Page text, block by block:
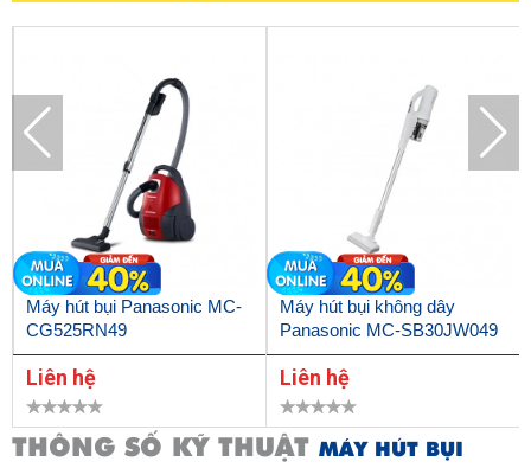
Máy hút bụi Panasonic MC-
CG525RN49
Liên hệ
Máy hút bụi không dây
Panasonic MC-SB30JW049
Liên hệ
THÔNG SỐ KỸ THUẬT MÁY HÚT BỤI